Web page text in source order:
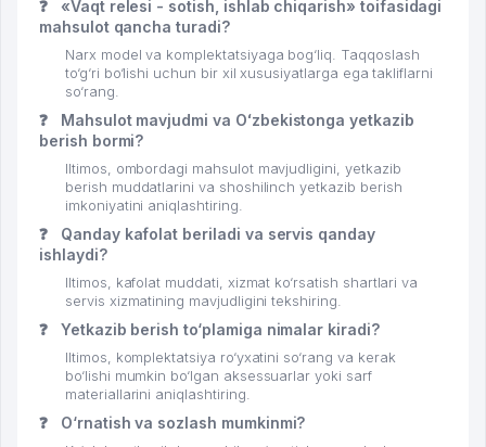
❓
«Vaqt relesi - sotish, ishlab chiqarish» toifasidagi
mahsulot qancha turadi?
Narx model va komplektatsiyaga bog‘liq. Taqqoslash
to‘g‘ri bo‘lishi uchun bir xil xususiyatlarga ega takliflarni
so‘rang.
❓
Mahsulot mavjudmi va Oʻzbekistonga yetkazib
berish bormi?
Iltimos, ombordagi mahsulot mavjudligini, yetkazib
berish muddatlarini va shoshilinch yetkazib berish
imkoniyatini aniqlashtiring.
❓
Qanday kafolat beriladi va servis qanday
ishlaydi?
Iltimos, kafolat muddati, xizmat ko‘rsatish shartlari va
servis xizmatining mavjudligini tekshiring.
❓ Yetkazib berish to‘plamiga nimalar kiradi?
Iltimos, komplektatsiya ro‘yxatini so‘rang va kerak
bo‘lishi mumkin bo‘lgan aksessuarlar yoki sarf
materiallarini aniqlashtiring.
❓ O‘rnatish va sozlash mumkinmi?